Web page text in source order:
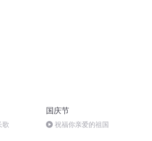
歌
国庆节
祝福你亲爱的祖国